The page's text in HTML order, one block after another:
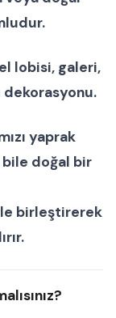
lobisi, galeri,
dekorasyonu.
yaprak
doğal bir
birleştirerek